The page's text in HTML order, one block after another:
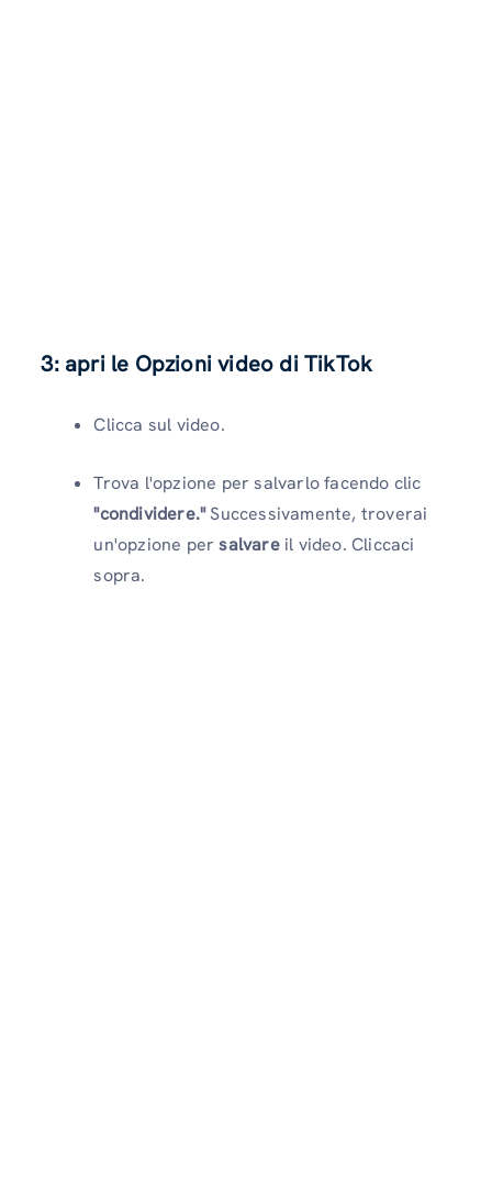
3: apri le Opzioni video di TikTok
Clicca sul video.
Trova l'opzione per salvarlo facendo clic
"condividere."Successivamente, troverai
un'opzione persalvare il video. Cliccaci
sopra.